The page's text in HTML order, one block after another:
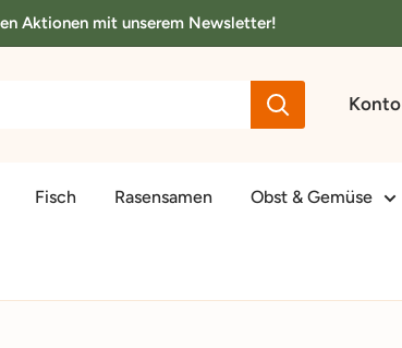
Aktionen mit unserem Newsletter!
Konto
Fisch Rasensamen Obst & Gemüse